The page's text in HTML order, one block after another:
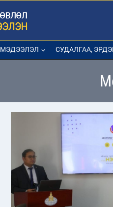
МЭДЭЭЛЭЛ СУДАЛГАА,